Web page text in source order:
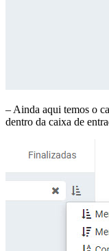
– Ainda aqui temos o
dentro da caixa de